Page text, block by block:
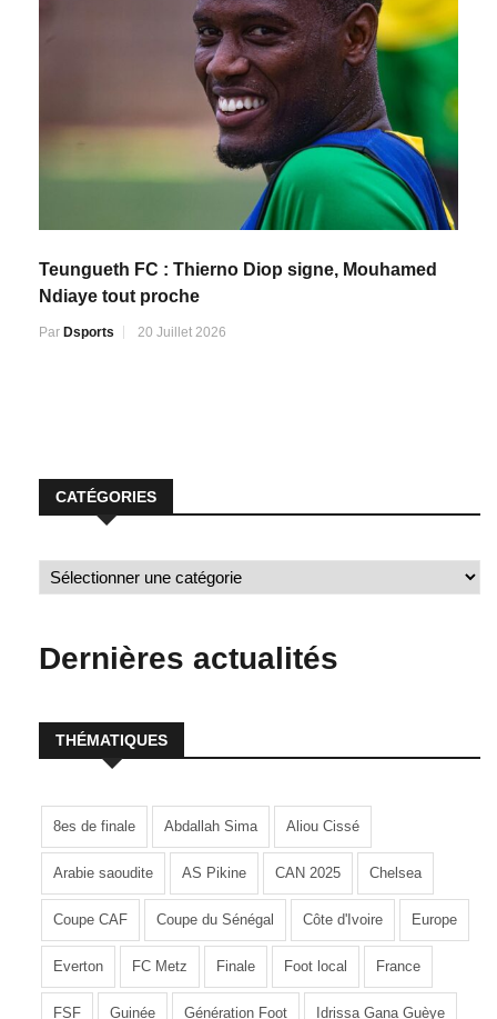
Teungueth FC : Thierno Diop signe, Mouhamed
Ndiaye tout proche
Par Dsports 20 Juillet 2026
CATÉGORIES
Dernières actualités
THÉMATIQUES
8es de finale Abdallah Sima Aliou Cissé
Arabie saoudite AS Pikine CAN 2025 Chelsea
Coupe CAF Coupe du Sénégal Côte d'Ivoire Europe
Everton FC Metz Finale Foot local France
FSF Guinée Génération Foot Idrissa Gana Guèye